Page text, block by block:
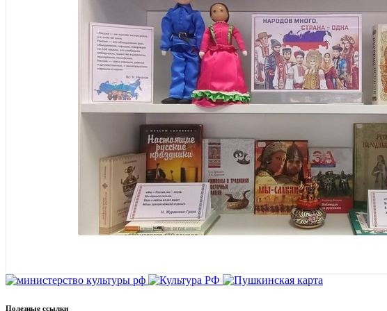
Полезные ссылки